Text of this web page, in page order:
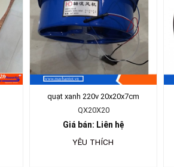
quạt xanh 220v 20x20x7cm
QX20X20
Giá bán: Liên hệ
YÊU THÍCH